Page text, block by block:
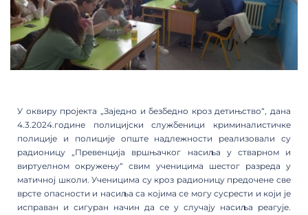
У оквиру пројекта „Заједно и безбедно кроз детињство“, дана
4.3.2024.године полицијски службеници криминалистичке
полиције и полиције опште надлежности реализовали су
радионицу „Превенција вршњачког насиља у стварном и
виртуелном окружењу“ свим ученицима шестог разреда у
матичној школи. Ученицима су кроз радионицу предочене све
врсте опасности и насиља са којима се могу сусрести и који је
исправан и сигуран начин да се у случају насиља реагује.